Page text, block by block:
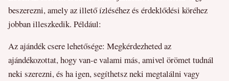
beszerezni, amely az illető ízléséhez és érdeklődési köréhez
jobban illeszkedik. Például:
Az ajándék csere lehetősége: Megkérdezheted az
ajándékozottat, hogy van-e valami más, amivel örömet tudnál
neki szerezni, és ha igen, segíthetsz neki megtalálni vagy